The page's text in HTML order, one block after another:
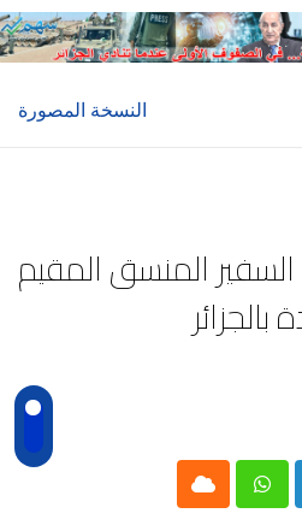
النسخة المصورة
السفير المنسق المقيم
Whatsapp
Cloud